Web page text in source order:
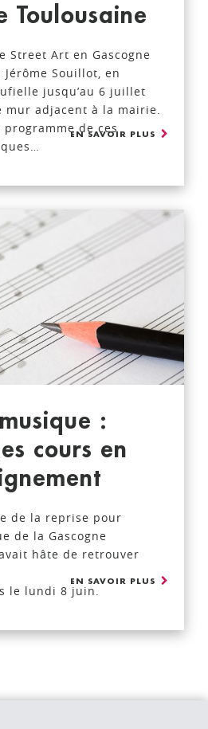
Toulousaine
Street Art en Gascogne
Souillot, en
jusqu’au 6 juillet
mur adjacent à la mairie.
de ces
EN SAVOIR PLUS
:
cours en
de la reprise pour
de la Gascogne
hâte de retrouver
le lundi 8 juin.
EN SAVOIR PLUS